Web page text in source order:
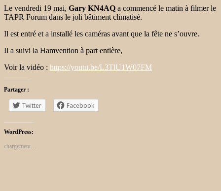
Le vendredi 19 mai, Gary KN4AQ a commencé le matin à filmer le
TAPR Forum dans le joli bâtiment climatisé.
Il est entré et a installé les caméras avant que la fête ne s’ouvre.
Il a suivi la Hamvention à part entière,
Voir la vidéo : https://youtu.be/L3TlU1W07FM
Partager :
Twitter Facebook
WordPress:
chargement…